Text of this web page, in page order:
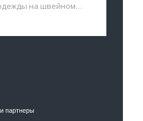
на швейном…
партнеры